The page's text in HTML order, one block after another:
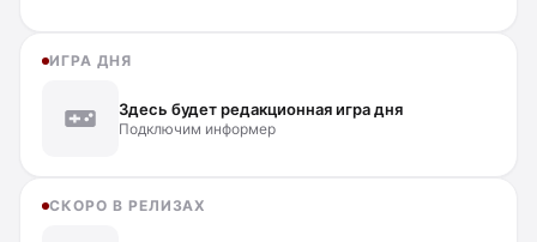
ИГРА ДНЯ
Здесь будет редакционная игра дня
Подключим информер
СКОРО В РЕЛИЗАХ